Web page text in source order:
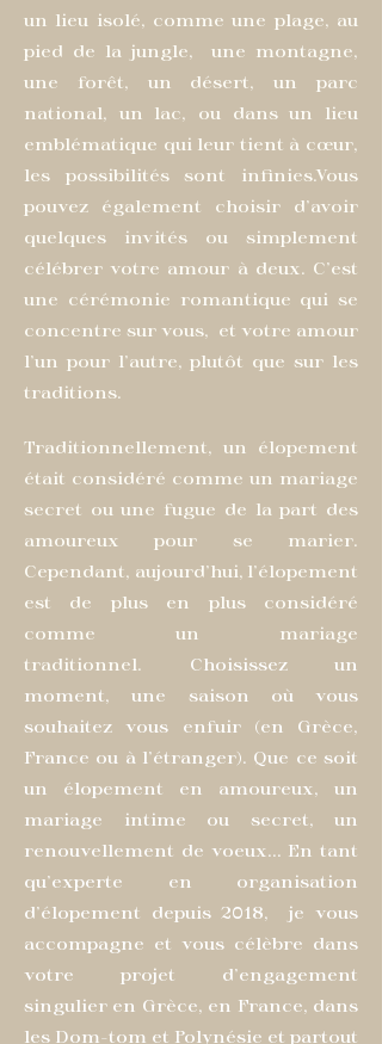
un lieu isolé, comme une plage, au
pied de la jungle, une montagne,
une forêt, un désert, un parc
national, un lac, ou dans un lieu
emblématique qui leur tient à cœur,
les possibilités sont infinies.Vous
pouvez également choisir d'avoir
quelques invités ou simplement
célébrer votre amour à deux. C'est
une cérémonie romantique qui se
concentre sur vous, et votre amour
l'un pour l'autre, plutôt que sur les
traditions.
Traditionnellement, un élopement
était considéré comme un mariage
secret ou une fugue de la part des
amoureux pour se marier.
Cependant, aujourd'hui, l'élopement
est de plus en plus considéré
comme un mariage
traditionnel. Choisissez un
moment, une saison où vous
souhaitez vous enfuir (en Grèce,
France ou à l'étranger). Que ce soit
un élopement en amoureux, un
mariage intime ou secret, un
renouvellement de voeux... En tant
qu'experte en organisation
d'élopement depuis 2018,je vous
accompagne et vous célèbre dans
votre projet d'engagement
singulier en Grèce, en France, dans
les Dom-tom et Polynésie et partout